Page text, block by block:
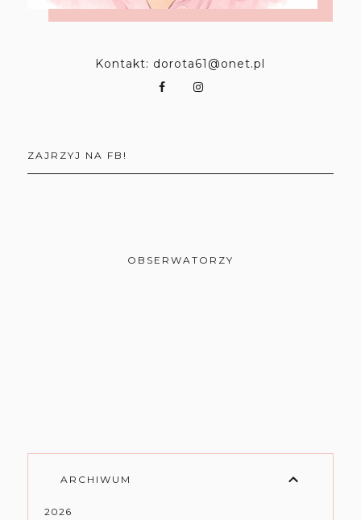
Kontakt: dorota61@onet.pl
ZAJRZYJ NA FB!
OBSERWATORZY
ARCHIWUM
2026